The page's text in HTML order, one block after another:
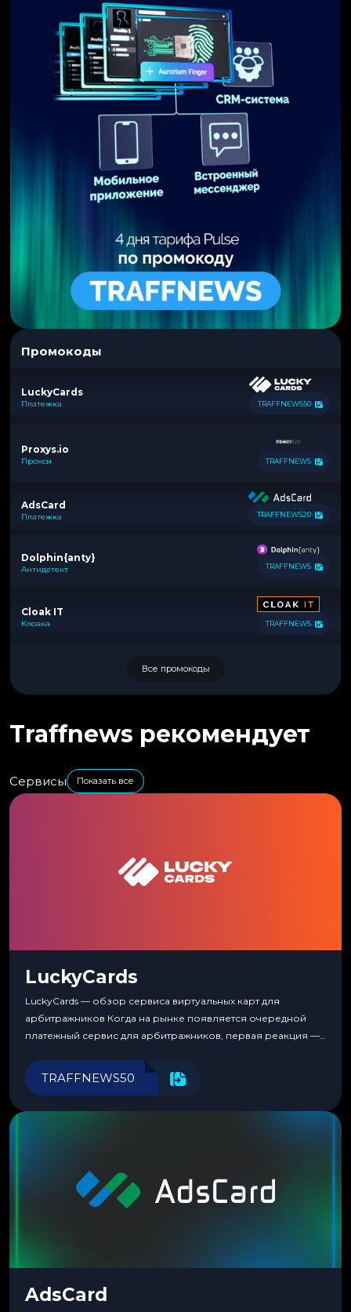
Промокоды
LuckyCards
Платежка TRAFFNEWS50
Proxys.io
Прокси TRAFFNEWS
AdsCard
Платежка TRAFFNEWS20
Dolphin{anty}
Антидетект TRAFFNEWS
Cloak IT
Клоака TRAFFNEWS
Все промокоды
Traffnews рекомендует
Сервисы Показать все
LuckyCards
LuckyCards — обзор сервиса виртуальных карт для
арбитражников Когда на рынке появляется очередной
платежный сервис для арбитражников, первая реакция —
перестаешь воспринимать всерьез любой новый продукт,
пока тот не докажет обратное делом. LuckyCards — история
TRAFFNEWS50
AdsCard